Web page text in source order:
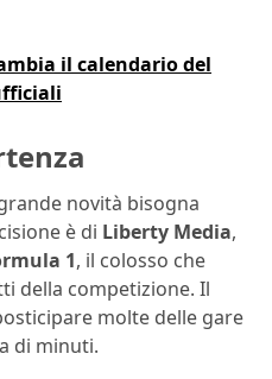
il calendario del
novità bisogna
è di Liberty Media,
1, il colosso che
della competizione. Il
molte delle gare
di minuti.